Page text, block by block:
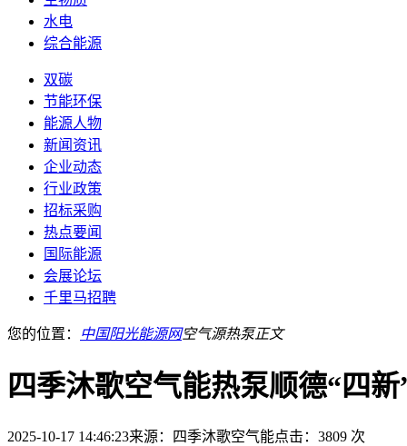
水电
综合能源
双碳
节能环保
能源人物
新闻资讯
企业动态
行业政策
招标采购
热点要闻
国际能源
会展论坛
千里马招聘
您的位置： 中国阳光能源网空气源热泵正文
四季沐歌空气能热泵顺德“四
2025-10-17 14:46:23来源：四季沐歌空气能点击：3809 次